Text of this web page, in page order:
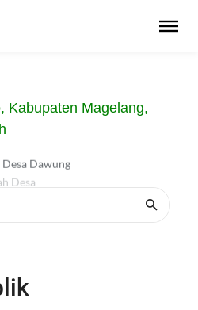
Kabupaten Magelang,
Desa
Dawung